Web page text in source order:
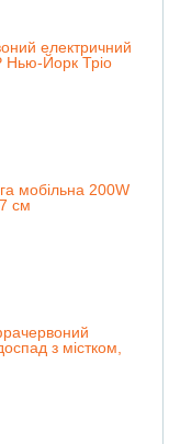
електричний
Нью-Йорк Тріо
мобільна 200W
см
з містком,